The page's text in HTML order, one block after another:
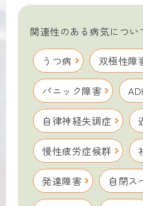
関連性のある病気につい
うつ病 双極性障
パニック障害
自律神経失調症
慢性疲労症候群
発達障害 自閉ス